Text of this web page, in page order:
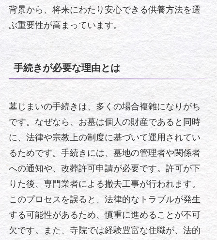
背景から、将来にわたり安心できる供養方法を選
ぶ重要性が高まっています。
手続きが必要な理由とは
墓じまいの手続きは、多くの場合複雑になりがち
です。なぜなら、お墓は個人の財産であると同時
に、法律や宗教上の制度に基づいて運用されてい
るためです。手続きには、墓地の管理者や関係者
への通知や、改葬許可申請が必要です。許可が下
りた後、専門業者による撤去工事が行われます。
このプロセスを誤ると、法律的なトラブルが発生
する可能性があるため、慎重に進めることが不可
欠です。また、寺院では経験豊富な住職が、法的